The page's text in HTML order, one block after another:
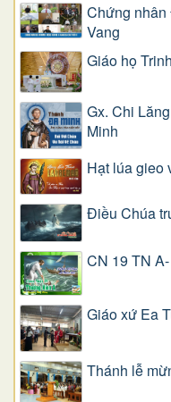
Chứng
Vang
Giáo họ
Gx. Chi
Minh
Hạt lúa gieo
Điều Chúa
CN 19 TN
Giáo xứ Ea
Thánh lễ